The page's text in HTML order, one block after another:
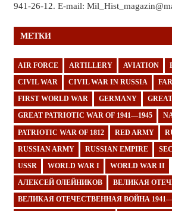
941-26-12. E-mail:
МЕТКИ
AIR FORCE ARTILLERY AVIATION
CIVIL WAR CIVIL WAR IN RUSSIA
FIRST WORLD WAR GERMANY
GREAT PATRIOTIC WAR OF 1941—1945
PATRIOTIC WAR OF 1812 RED ARMY
RUSSIAN ARMY RUSSIAN EMPIRE
USSR WORLD WAR I WORLD WAR II
АЛЕКСЕЙ ОЛЕЙНИКОВ ВЕЛИКАЯ
ВЕЛИКАЯ ОТЕЧЕСТВЕННАЯ ВОЙНА